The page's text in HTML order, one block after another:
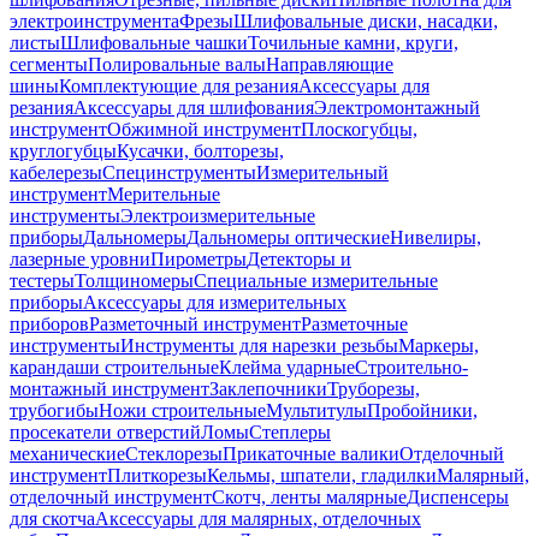
электроинструментаФрезыШлифовальные диски, насадки,
листыШлифовальные чашкиТочильные камни, круги,
сегментыПолировальные валыНаправляющие
шиныКомплектующие для резанияАксессуары для
резанияАксессуары для шлифованияЭлектромонтажный
инструментОбжимной инструментПлоскогубцы,
круглогубцыКусачки, болторезы,
кабелерезыСпецинструментыИзмерительный
инструментМерительные
инструментыЭлектроизмерительные
приборыДальномерыДальномеры оптическиеНивелиры,
лазерные уровниПирометрыДетекторы и
тестерыТолщиномерыСпециальные измерительные
приборыАксессуары для измерительных
приборовРазметочный инструментРазметочные
инструментыИнструменты для нарезки резьбыМаркеры,
карандаши строительныеКлейма ударныеСтроительно-
монтажный инструментЗаклепочникиТруборезы,
трубогибыНожи строительныеМультитулыПробойники,
просекатели отверстийЛомыСтеплеры
механическиеСтеклорезыПрикаточные валикиОтделочный
инструментПлиткорезыКельмы, шпатели, гладилкиМалярный,
отделочный инструментСкотч, ленты малярныеДиспенсеры
для скотчаАксессуары для малярных, отделочных